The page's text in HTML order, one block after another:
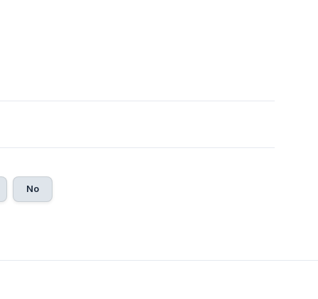
No